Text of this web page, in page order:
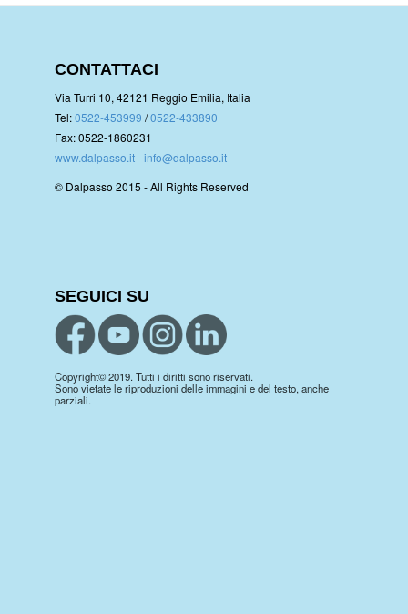
CONTATTACI
Via Turri 10, 42121 Reggio Emilia, Italia
Tel:0522-453999 /0522-433890
Fax: 0522-1860231
www.dalpasso.it-info@dalpasso.it
© Dalpasso 2015 - All Rights Reserved
SEGUICI SU
Copyright© 2019. Tutti i diritti sono riservati.
Sono vietate le riproduzioni delle immagini e del testo, anche
parziali.